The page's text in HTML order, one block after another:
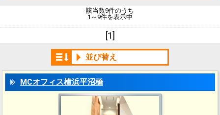
該当数9件のうち
1～9件を表示中
[1]
並び替え
MCオフィス横浜平沼橋